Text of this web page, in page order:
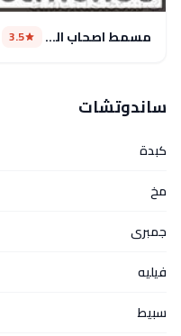
مسمط اصحاب المزاج 3.5
ساندوتشات
كبدة
مخ
جمبرى
فيليه
سبيط